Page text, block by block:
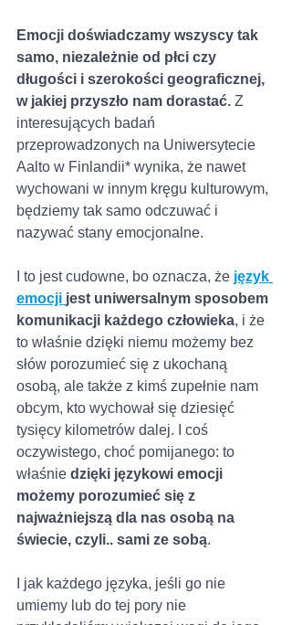
Emocji doświadczamy wszyscy tak
samo, niezależnie od płci czy
długości i szerokości geograficznej,
w jakiej przyszło nam dorastać. Z
interesujących badań
przeprowadzonych na Uniwersytecie
Aalto w Finlandii* wynika, że nawet
wychowani w innym kręgu kulturowym,
będziemy tak samo odczuwać i
nazywać stany emocjonalne.
I to jest cudowne, bo oznacza, że język
emocji jest uniwersalnym sposobem
komunikacji każdego człowieka, i że
to właśnie dzięki niemu możemy bez
słów porozumieć się z ukochaną
osobą, ale także z kimś zupełnie nam
obcym, kto wychował się dziesięć
tysięcy kilometrów dalej. I coś
oczywistego, choć pomijanego: to
właśnie dzięki językowi emocji
możemy porozumieć się z
najważniejszą dla nas osobą na
świecie, czyli.. sami ze sobą.
I jak każdego języka, jeśli go nie
umiemy lub do tej pory nie